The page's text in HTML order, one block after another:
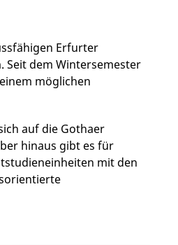
Erfurter
Seit dem Wintersemester
möglichen
auf die Gothaer
hinaus gibt es für
mit den